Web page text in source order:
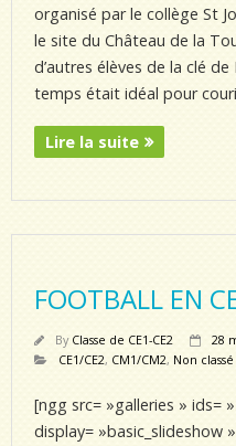
organisé par le collège St
le site du Château de la
d’autres élèves de la clé
temps était idéal pour
Lire la suite
FOOTBALL EN
By Classe de CE1-CE2
28
CE1/CE2, CM1/CM2, Non classé
[ngg src= »galleries » ids=
display= »basic_slideshow